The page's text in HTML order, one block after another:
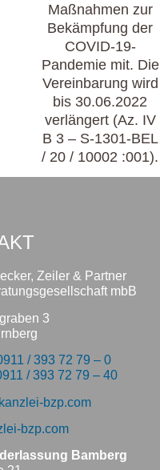
Maßnahmen zur
Bekämpfung der
COVID-19-
Pandemie mit. Die
Vereinbarung wird
bis 30.06.2022
verlängert (Az. IV
B 3 – S-1301-BEL
/ 20 / 10002 :001).
Zeiler & Partner
mbB
3
/ 393 72 79 – 0
/ 393 72 79 – 40
bzp.com
bzp.com
Bamberg